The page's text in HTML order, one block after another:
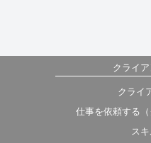
クライ
クライ
仕事を依頼する（
ス